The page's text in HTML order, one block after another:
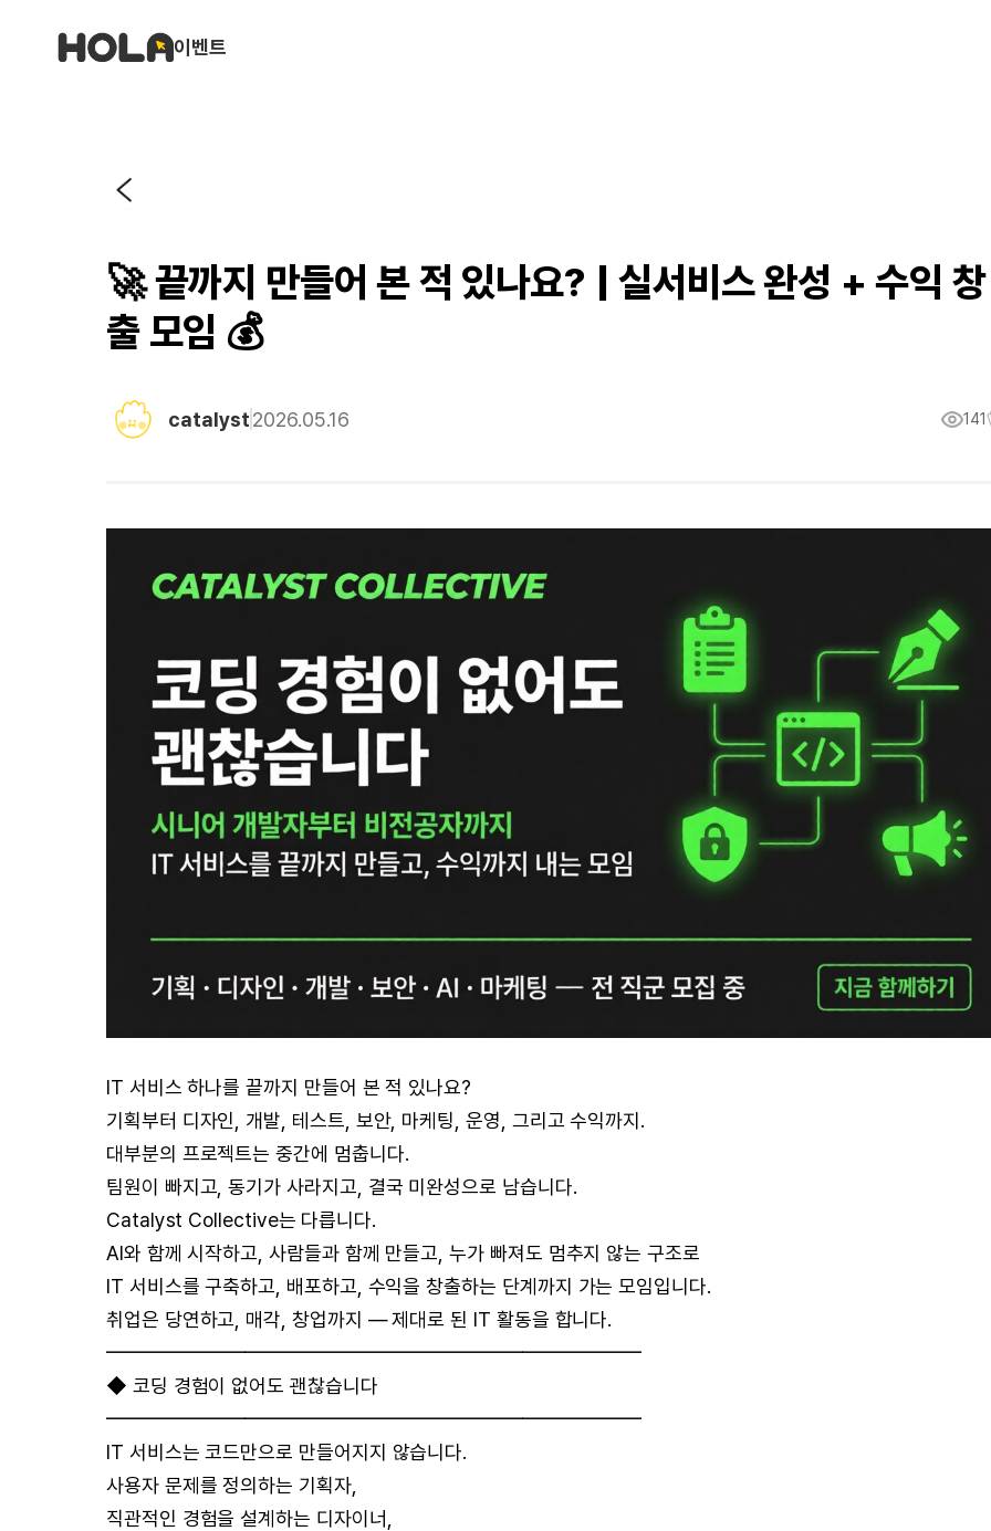
이벤트
🚀 끝까지 만들어 본 적 있나요? | 실서비스 완성 + 수익 창
출 모임 💰
catalyst2026.05.16 141
IT 서비스 하나를 끝까지 만들어 본 적 있나요?
기획부터 디자인, 개발, 테스트, 보안, 마케팅, 운영, 그리고 수익까지.
대부분의 프로젝트는 중간에 멈춥니다.
팀원이 빠지고, 동기가 사라지고, 결국 미완성으로 남습니다.
Catalyst Collective는 다릅니다.
AI와 함께 시작하고, 사람들과 함께 만들고, 누가 빠져도 멈추지 않는 구조로
IT 서비스를 구축하고, 배포하고, 수익을 창출하는 단계까지 가는 모임입니다.
취업은 당연하고, 매각, 창업까지 — 제대로 된 IT 활동을 합니다.
━━━━━━━━━━━━━━━━━━━━━━━━━━━
◆ 코딩 경험이 없어도 괜찮습니다
━━━━━━━━━━━━━━━━━━━━━━━━━━━
IT 서비스는 코드만으로 만들어지지 않습니다.
사용자 문제를 정의하는 기획자,
직관적인 경험을 설계하는 디자이너,